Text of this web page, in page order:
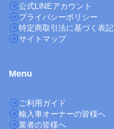
公式LINEアカウント
プライバシーポリシー
特定商取引法に基づく表記
サイトマップ
Menu
ご利用ガイド
輸入車オーナーの皆様へ
業者の皆様へ